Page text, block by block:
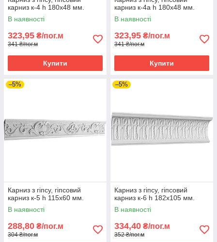
карниз к-4 h 180х48 мм.
В наявності
323,95 ₴/пог.м
341 ₴/пог.м
Купити
карниз к-4а h 180х48 мм.
В наявності
323,95 ₴/пог.м
341 ₴/пог.м
Купити
–5%
Карниз з гіпсу, гіпсовий
карниз к-5 h 115х60 мм.
В наявності
288,80 ₴/пог.м
304 ₴/пог.м
–5%
Карниз з гіпсу, гіпсовий
карниз к-6 h 182х105 мм.
В наявності
334,40 ₴/пог.м
352 ₴/пог.м